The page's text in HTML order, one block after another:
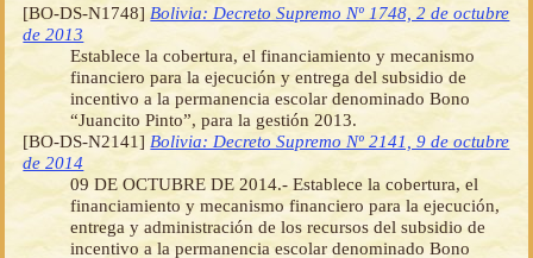
[BO-DS-N1748] Bolivia: Decreto Supremo Nº 1748, 2 de octubre
de 2013
Establece la cobertura, el financiamiento y mecanismo
financiero para la ejecución y entrega del subsidio de
incentivo a la permanencia escolar denominado Bono
“Juancito Pinto”, para la gestión 2013.
[BO-DS-N2141] Bolivia: Decreto Supremo Nº 2141, 9 de octubre
de 2014
09 DE OCTUBRE DE 2014.- Establece la cobertura, el
financiamiento y mecanismo financiero para la ejecución,
entrega y administración de los recursos del subsidio de
incentivo a la permanencia escolar denominado Bono